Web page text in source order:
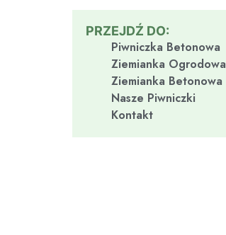
PRZEJDŹ DO:
Piwniczka Betonowa
Ziemianka Ogrodowa
Ziemianka Betonowa
Nasze Piwniczki
Kontakt